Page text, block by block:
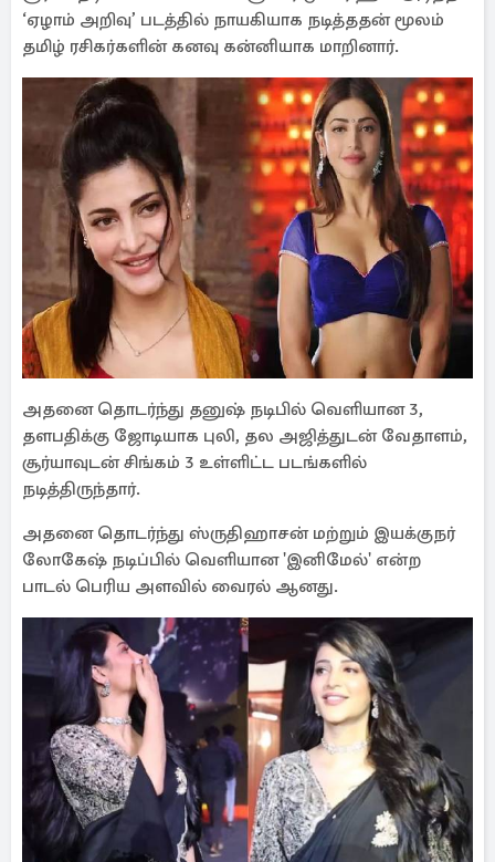
‘ஏழாம் அறிவு’ படத்தில் நாயகியாக நடித்ததன் மூலம்
தமிழ் ரசிகர்களின் கனவு கன்னியாக மாறினார்.
அதனை தொடர்ந்து தனுஷ் நடிபில் வெளியான 3,
தளபதிக்கு ஜோடியாக புலி, தல அஜித்துடன் வேதாளம்,
சூர்யாவுடன் சிங்கம் 3 உள்ளிட்ட படங்களில்
நடித்திருந்தார்.
அதனை தொடர்ந்து ஸ்ருதிஹாசன் மற்றும் இயக்குநர்
லோகேஷ் நடிப்பில் வெளியான 'இனிமேல்' என்ற
பாடல் பெரிய அளவில் வைரல் ஆனது.